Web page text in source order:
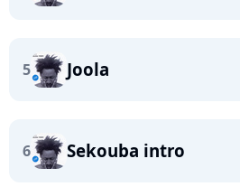
5 Joola
6 Sekouba intro